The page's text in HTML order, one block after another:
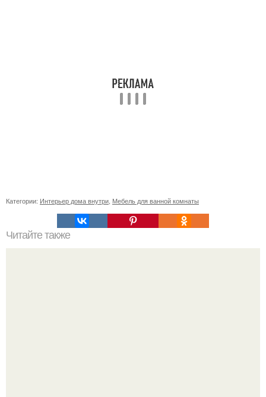
Категории: Интерьер дома внутри, Мебель для ванной комнаты
Читайте также